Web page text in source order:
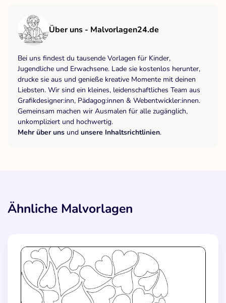
Über uns - Malvorlagen24.de
Bei uns findest du tausende Vorlagen für Kinder,
Jugendliche und Erwachsene. Lade sie kostenlos herunter,
drucke sie aus und genieße kreative Momente mit deinen
Liebsten. Wir sind ein kleines, leidenschaftliches Team aus
Grafikdesigner:inn, Pädagog:innen & Webentwickler:innen.
Gemeinsam machen wir Ausmalen für alle zugänglich,
unkompliziert und hochwertig.
Mehr über uns und unsere Inhaltsrichtlinien.
Ähnliche Malvorlagen